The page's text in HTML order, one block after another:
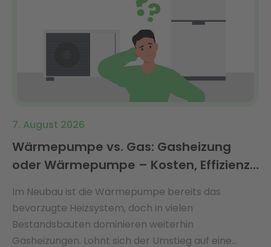
7. August 2026
Wärmepumpe vs. Gas: Gasheizung
oder Wärmepumpe – Kosten, Effizienz
Im Neubau ist die Wärmepumpe bereits das
bevorzugte Heizsystem, doch in vielen
Bestandsbauten dominieren weiterhin
Gasheizungen. Lohnt sich der Umstieg auf eine